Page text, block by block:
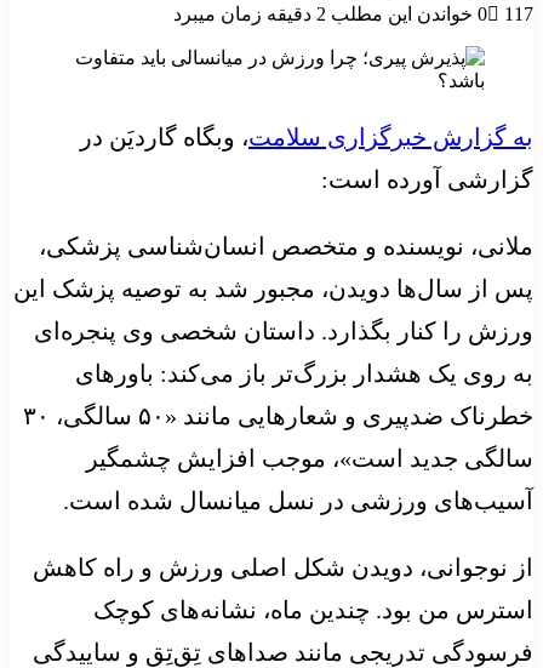
0
117 خواندن این مطلب 2 دقیقه زمان میبرد
به گزارش خبرگزاری سلامت، وبگاه گاردیَن در
گزارشی آورده است:
ملانی، نویسنده و متخصص انسان‌شناسی پزشکی،
پس از سال‌ها دویدن، مجبور شد به توصیه پزشک این
ورزش را کنار بگذارد. داستان شخصی وی پنجره‌ای
به روی یک هشدار بزرگ‌تر باز می‌کند: باورهای
خطرناک ضدپیری و شعارهایی مانند «۵۰ سالگی، ۳۰
سالگی جدید است»، موجب افزایش چشمگیر
آسیب‌های ورزشی در نسل میانسال شده است.
از نوجوانی، دویدن شکل اصلی ورزش و راه کاهش
استرس من بود. چندین ماه، نشانه‌های کوچک
فرسودگی تدریجی مانند صداهای تِق‌تِق و ساییدگی